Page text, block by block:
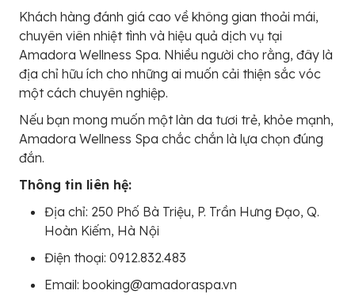
Khách hàng đánh giá cao về không gian thoải mái,
chuyên viên nhiệt tình và hiệu quả dịch vụ tại
Amadora Wellness Spa. Nhiều người cho rằng, đây là
địa chỉ hữu ích cho những ai muốn cải thiện sắc vóc
một cách chuyên nghiệp.
Nếu bạn mong muốn một làn da tươi trẻ, khỏe mạnh,
Amadora Wellness Spa chắc chắn là lựa chọn đúng
đắn.
Thông tin liên hệ:
Địa chỉ: 250 Phố Bà Triệu, P. Trần Hưng Đạo, Q.
Hoàn Kiếm, Hà Nội
Điện thoại: 0912.832.483
Email: booking@amadoraspa.vn